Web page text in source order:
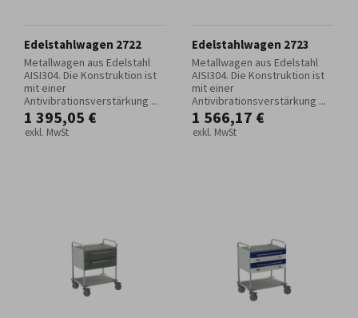
Edelstahlwagen 2722
Metallwagen aus Edelstahl
AISI304. Die Konstruktion ist
mit einer
Antivibrationsverstärkung ...
1 395,05 €
exkl. MwSt
Edelstahlwagen 2723
Metallwagen aus Edelstahl
AISI304. Die Konstruktion ist
mit einer
Antivibrationsverstärkung ...
1 566,17 €
exkl. MwSt